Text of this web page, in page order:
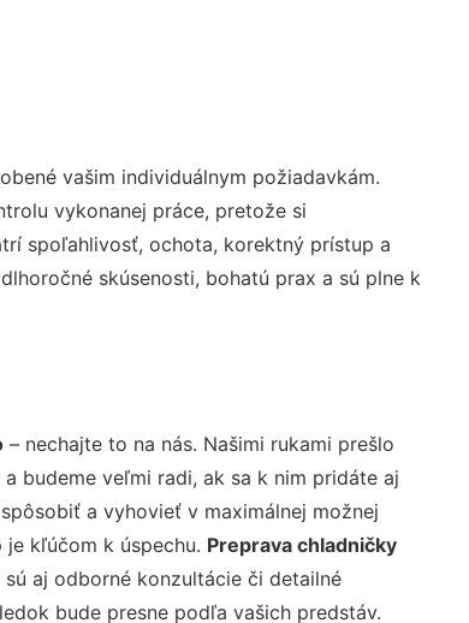
vašim individuálnym požiadavkám.
vykonanej práce, pretože si
spoľahlivosť, ochota, korektný prístup a
skúsenosti, bohatú prax a sú plne k
– nechajte to na nás. Našimi rukami prešlo
budeme veľmi radi, ak sa k nim pridáte aj
a vyhovieť v maximálnej možnej
kľúčom k úspechu. Preprava chladničky
aj odborné konzultácie či detailné
bude presne podľa vašich predstáv.